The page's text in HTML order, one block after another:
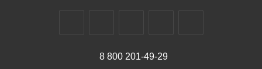
8 800 201-49-29